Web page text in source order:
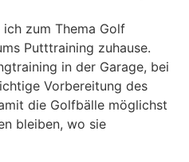
zum Thema Golf
Putttraining zuhause.
in der Garage, bei
Vorbereitung des
die Golfbälle möglichst
bleiben, wo sie